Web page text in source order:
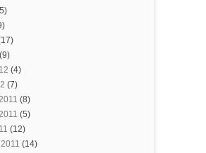
(9)
(4)
(7)
(8)
(5)
(12)
(14)